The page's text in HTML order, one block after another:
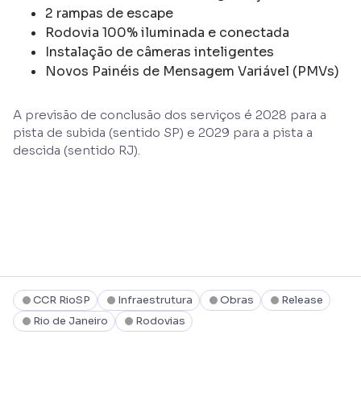
2 rampas de escape
Rodovia 100% iluminada e conectada
Instalação de câmeras inteligentes
Novos Painéis de Mensagem Variável (PMVs)
A previsão de conclusão dos serviços é 2028 para a
pista de subida (sentido SP) e 2029 para a pista a
descida (sentido RJ).
CCR RioSP Infraestrutura Obras
Release
Rio de Janeiro
Rodovias